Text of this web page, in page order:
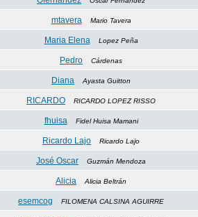
mtavera Mario Tavera
Maria Elena Lopez Peña
Pedro Cárdenas
Diana Ayasta Guitton
RICARDO RICARDO LOPEZ RISSO
fhuisa Fidel Huisa Mamani
Ricardo Lajo Ricardo Lajo
José Oscar Guzmán Mendoza
Alicia Alicia Beltrán
esemcog FILOMENA CALSINA AGUIRRE